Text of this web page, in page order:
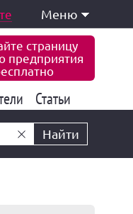
Меню
страницу
предприятия
6 777
Статьи
Найти